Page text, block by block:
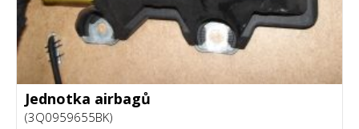
Jednotka airbagů
(3Q0959655BK)